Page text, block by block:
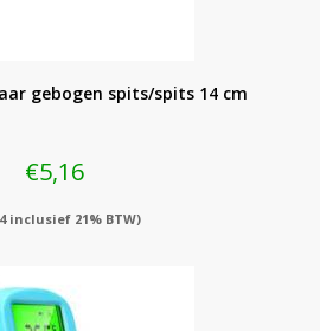
gebogen spits/spits 14 cm
€5,16
inclusief 21% BTW)